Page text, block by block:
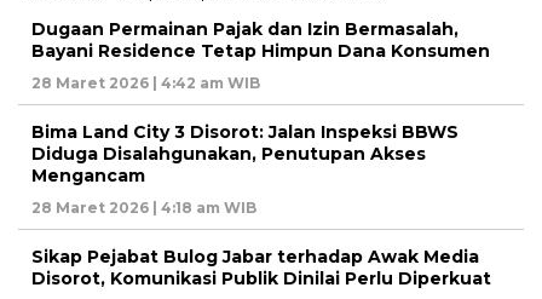
Dugaan Permainan Pajak dan Izin Bermasalah,
Bayani Residence Tetap Himpun Dana Konsumen
28 Maret 2026 | 4:42 am WIB
Bima Land City 3 Disorot: Jalan Inspeksi BBWS
Diduga Disalahgunakan, Penutupan Akses
Mengancam
28 Maret 2026 | 4:18 am WIB
Sikap Pejabat Bulog Jabar terhadap Awak Media
Disorot, Komunikasi Publik Dinilai Perlu Diperkuat